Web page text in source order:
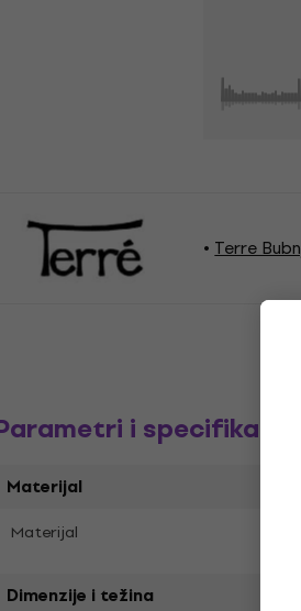
Terre
i specifikacija
Materijal
Materijal
Dimenzije i težina